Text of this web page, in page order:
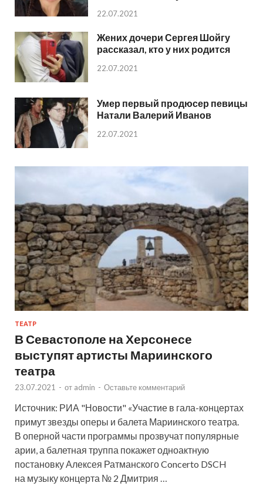
22.07.2021
Жених дочери Сергея Шойгу
рассказал, кто у них родится
22.07.2021
Умер первый продюсер певицы
Натали Валерий Иванов
22.07.2021
ТЕАТР
В Севастополе на Херсонесе
выступят артисты Мариинского
театра
23.07.2021 - от admin - Оставьте комментарий
Источник: РИА "Новости" «Участие в гала-концертах
примут звезды оперы и балета Мариинского театра.
В оперной части программы прозвучат популярные
арии, а балетная труппа покажет одноактную
постановку Алексея Ратманского Concerto DSCH
на музыку концерта № 2 Дмитрия …